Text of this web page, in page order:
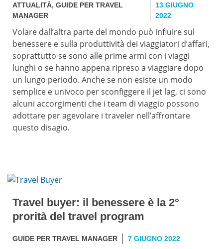
ATTUALITÀ, GUIDE PER TRAVEL
MANAGER
13 GIUGNO
2022
Volare dall’altra parte del mondo può influire sul
benessere e sulla produttività dei viaggiatori d’affari,
soprattutto se sono alle prime armi con i viaggi
lunghi o se hanno appena ripreso a viaggiare dopo
un lungo periodo. Anche se non esiste un modo
semplice e univoco per sconfiggere il jet lag, ci sono
alcuni accorgimenti che i team di viaggio possono
adottare per agevolare i traveler nell’affrontare
questo disagio.
Travel buyer: il benessere è la 2°
prorità del travel program
GUIDE PER TRAVEL MANAGER 7 GIUGNO 2022